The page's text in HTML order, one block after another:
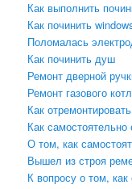
Как выполнить
Как починить
Поломалась
Как починить душ
Ремонт дверной
Ремонт газового
Как
Как
О том, как
Вышел из строя
К вопросу о том,